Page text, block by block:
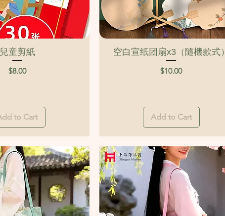
Quick View
童剪紙
Price
$8.00
to Cart
Quick View
空白宣纸团扇x3（隨機款式）
Price
$10.00
Add to Cart